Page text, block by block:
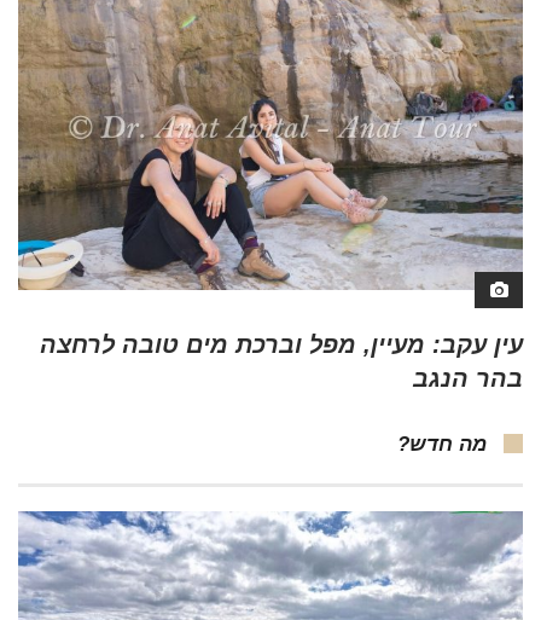
עין עקב: מעיין, מפל וברכת מים טובה לרחצה
בהר הנגב
מה חדש?